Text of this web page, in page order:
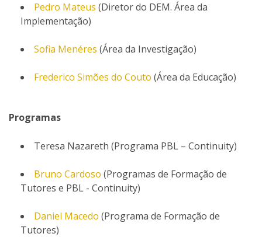
Pedro Mateus (Diretor do DEM. Área da
Implementação)
Sofia Menéres (Área da Investigação)
Frederico Simões do Couto (Área da Educação)
Programas
Teresa Nazareth (Programa PBL – Continuity)
Bruno Cardoso (Programas de Formação de
Tutores e PBL - Continuity)
Daniel Macedo (Programa de Formação de
Tutores)